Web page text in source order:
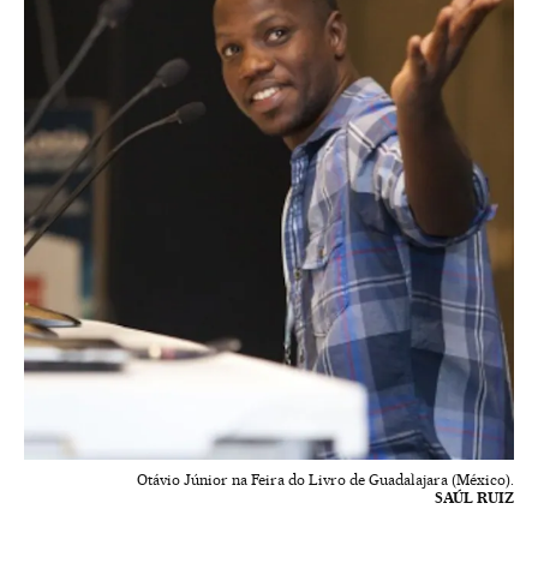
Otávio Júnior na Feira do Livro de Guadalajara (México).
SAÚL RUIZ